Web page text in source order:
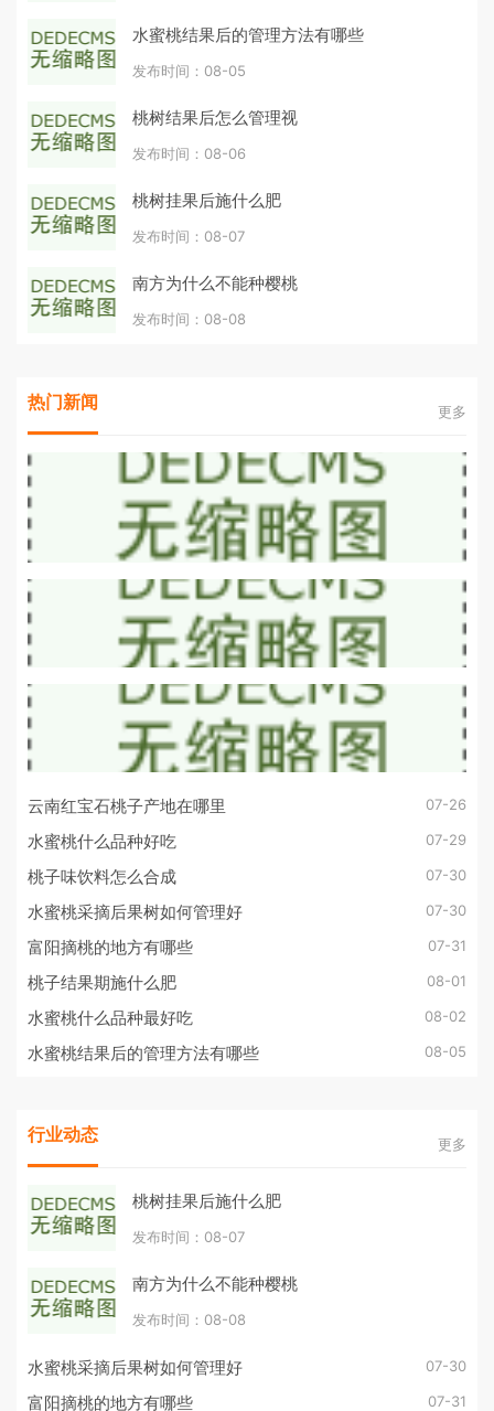
水蜜桃结果后的管理方法有哪些
发布时间：08-05
桃树结果后怎么管理视
发布时间：08-06
桃树挂果后施什么肥
发布时间：08-07
南方为什么不能种樱桃
发布时间：08-08
热门新闻 更多
云南红宝石桃子产地在哪里 07-26
水蜜桃什么品种好吃 07-29
桃子味饮料怎么合成 07-30
水蜜桃采摘后果树如何管理好 07-30
富阳摘桃的地方有哪些 07-31
桃子结果期施什么肥 08-01
水蜜桃什么品种最好吃 08-02
水蜜桃结果后的管理方法有哪些 08-05
行业动态 更多
桃树挂果后施什么肥
发布时间：08-07
南方为什么不能种樱桃
发布时间：08-08
水蜜桃采摘后果树如何管理好 07-30
富阳摘桃的地方有哪些 07-31